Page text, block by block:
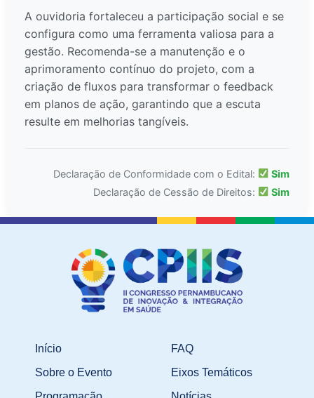
A ouvidoria fortaleceu a participação social e se
configura como uma ferramenta valiosa para a
gestão. Recomenda-se a manutenção e o
aprimoramento contínuo do projeto, com a
criação de fluxos para transformar o feedback
em planos de ação, garantindo que a escuta
resulte em melhorias tangíveis.
Declaração de Conformidade com o Edital:
Sim
Declaração de Cessão de Direitos:
Sim
Início
Sobre o Evento
FAQ
Eixos Temáticos